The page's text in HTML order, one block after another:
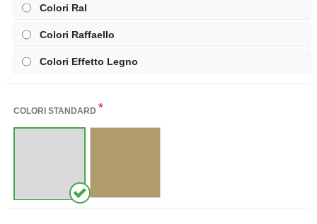
Colori Ral
Colori Raffaello
Colori Effetto Legno
COLORI STANDARD *